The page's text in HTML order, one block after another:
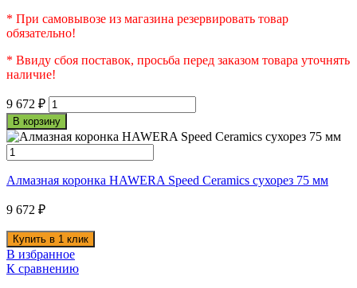
* При самовывозе из магазина резервировать товар
обязательно!
* Ввиду сбоя поставок, просьба перед заказом товара уточнять
наличие!
9 672 ₽
В корзину
Алмазная коронка HAWERA Speed Ceramics сухорез 75 мм
9 672 ₽
В избранное
К сравнению